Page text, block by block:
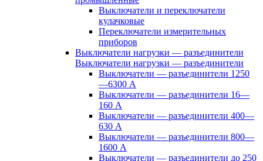
Выключатели и переключатели
кулачковые
Переключатели измерительных
приборов
Выключатели нагрузки — разъединители
Выключатели нагрузки — разъединители
Выключатели — разъединители 1250
—6300 А
Выключатели — разъединители 16—
160 А
Выключатели — разъединители 400—
630 А
Выключатели — разъединители 800—
1600 А
Выключатели — разъединители до 250